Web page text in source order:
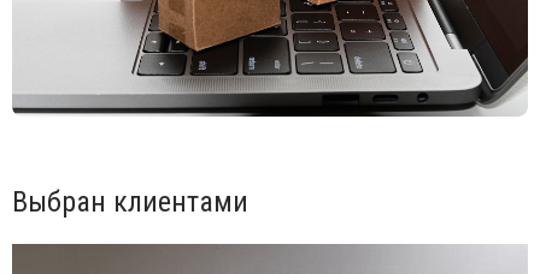
механическому и температурному воздействию.
Отличаются высокой прочностью, ламинированный слой
защищает столешницу от различных возможных
деформаций и химических воздействий на поверхность.
Ламинированные столешницы имеют целый пакет
характеристик: ударопрочный материал, защищающий от
поверхность от химических воздействий влаги, кофе,
уксуса и других. Столешницы HPL очень практичны, прочны
Выбран клиентами